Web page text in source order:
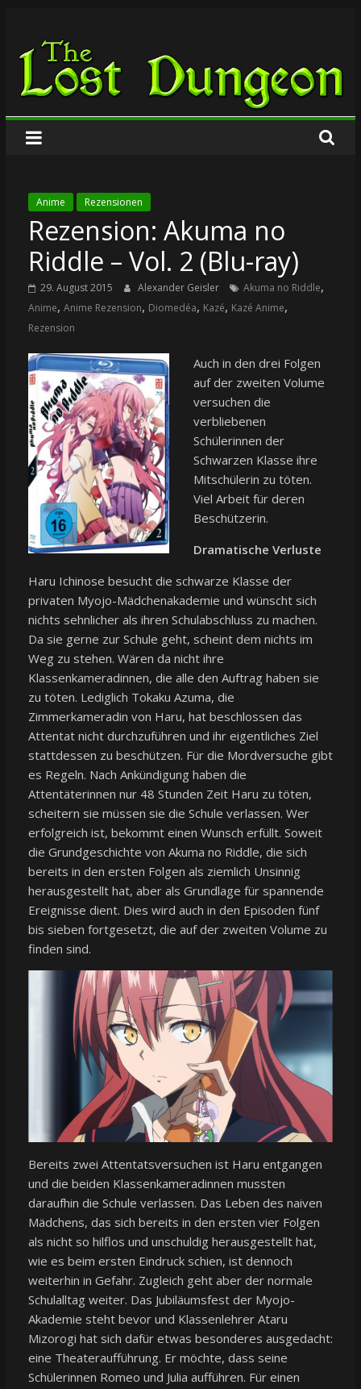
springen
The
Lost
Dungeon
Anime Rezensionen
Rezension: Akuma no
Riddle – Vol. 2 (Blu-ray)
29. August 2015 Alexander Geisler Akuma no Riddle,
Anime, Anime Rezension, Diomedéa, Kazé, Kazé Anime,
Rezension
Auch in den drei Folgen
auf der zweiten Volume
versuchen die
verbliebenen
Schülerinnen der
Schwarzen Klasse ihre
Mitschülerin zu töten.
Viel Arbeit für deren
Beschützerin.
Dramatische Verluste
Haru Ichinose besucht die schwarze Klasse der
privaten Myojo-Mädchenakademie und wünscht sich
nichts sehnlicher als ihren Schulabschluss zu machen.
Da sie gerne zur Schule geht, scheint dem nichts im
Weg zu stehen. Wären da nicht ihre
Klassenkameradinnen, die alle den Auftrag haben sie
zu töten. Lediglich Tokaku Azuma, die
Zimmerkameradin von Haru, hat beschlossen das
Attentat nicht durchzuführen und ihr eigentliches Ziel
stattdessen zu beschützen. Für die Mordversuche gibt
es Regeln. Nach Ankündigung haben die
Attentäterinnen nur 48 Stunden Zeit Haru zu töten,
scheitern sie müssen sie die Schule verlassen. Wer
erfolgreich ist, bekommt einen Wunsch erfüllt. Soweit
die Grundgeschichte von Akuma no Riddle, die sich
bereits in den ersten Folgen als ziemlich Unsinnig
herausgestellt hat, aber als Grundlage für spannende
Ereignisse dient. Dies wird auch in den Episoden fünf
bis sieben fortgesetzt, die auf der zweiten Volume zu
finden sind.
Bereits zwei Attentatsversuchen ist Haru entgangen
und die beiden Klassenkameradinnen mussten
daraufhin die Schule verlassen. Das Leben des naiven
Mädchens, das sich bereits in den ersten vier Folgen
als nicht so hilflos und unschuldig herausgestellt hat,
wie es beim ersten Eindruck schien, ist dennoch
weiterhin in Gefahr. Zugleich geht aber der normale
Schulalltag weiter. Das Jubiläumsfest der Myojo-
Akademie steht bevor und Klassenlehrer Ataru
Mizorogi hat sich dafür etwas besonderes ausgedacht:
eine Theateraufführung. Er möchte, dass seine
Schülerinnen Romeo und Julia aufführen. Für einen